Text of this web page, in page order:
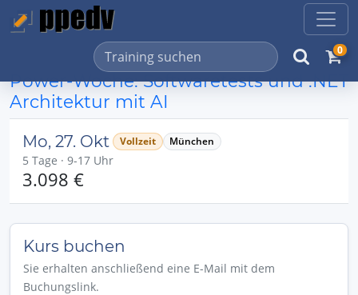
0
Power-Woche: Softwaretests und .NET
Architektur mit AI
Mo, 27. Okt Vollzeit München
5 Tage · 9-17 Uhr
3.098 €
Kurs buchen
Sie erhalten anschließend eine E-Mail mit dem
Buchungslink.